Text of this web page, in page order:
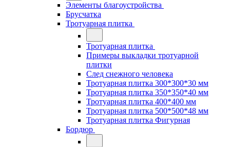
Элементы благоустройства
Брусчатка
Тротуарная плитка
Тротуарная плитка
Примеры выкладки тротуарной
плитки
След снежного человека
Тротуарная плитка 300*300*30 мм
Тротуарная плитка 350*350*40 мм
Тротуарная плитка 400*400 мм
Тротуарная плитка 500*500*48 мм
Тротуарная плитка Фигурная
Бордюр